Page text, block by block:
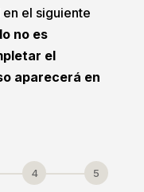
el siguiente
no es
el
aparecerá en
4 5